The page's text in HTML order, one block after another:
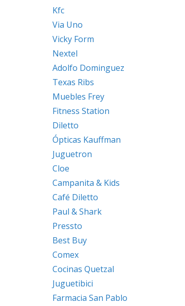
Kfc
Via Uno
Vicky Form
Nextel
Adolfo Dominguez
Texas Ribs
Muebles Frey
Fitness Station
Diletto
Ópticas Kauffman
Juguetron
Cloe
Campanita & Kids
Café Diletto
Paul & Shark
Pressto
Best Buy
Comex
Cocinas Quetzal
Juguetibici
Farmacia San Pablo